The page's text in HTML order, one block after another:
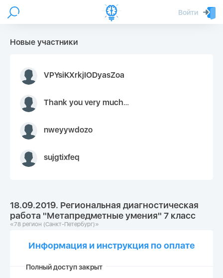
Войти
Новые участники
VPYsiKXrkjIODyasZoa
Thank you very much for your inquiry We appreciate you 9126052 https://youtube.com faceapple !
nweyywdozo
sujgtixfeq
18.09.2019. Региональная диагностическая
работа "Метапредметные умения" 7 класс
«78 регион (Санкт-Петербург)»
Информация и инструкция по оплате
Полный доступ закрыт